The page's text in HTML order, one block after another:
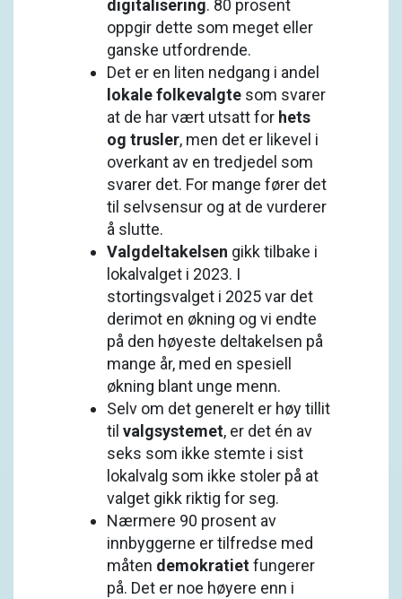
digitalisering. 80 prosent
oppgir dette som meget eller
ganske utfordrende.
Det er en liten nedgang i andel
lokale folkevalgte som svarer
at de har vært utsatt for hets
og trusler, men det er likevel i
overkant av en tredjedel som
svarer det. For mange fører det
til selvsensur og at de vurderer
å slutte.
Valgdeltakelsen gikk tilbake i
lokalvalget i 2023. I
stortingsvalget i 2025 var det
derimot en økning og vi endte
på den høyeste deltakelsen på
mange år, med en spesiell
økning blant unge menn.
Selv om det generelt er høy tillit
til valgsystemet, er det én av
seks som ikke stemte i sist
lokalvalg som ikke stoler på at
valget gikk riktig for seg.
Nærmere 90 prosent av
innbyggerne er tilfredse med
måten demokratietfungerer
på. Det er noe høyere enn i